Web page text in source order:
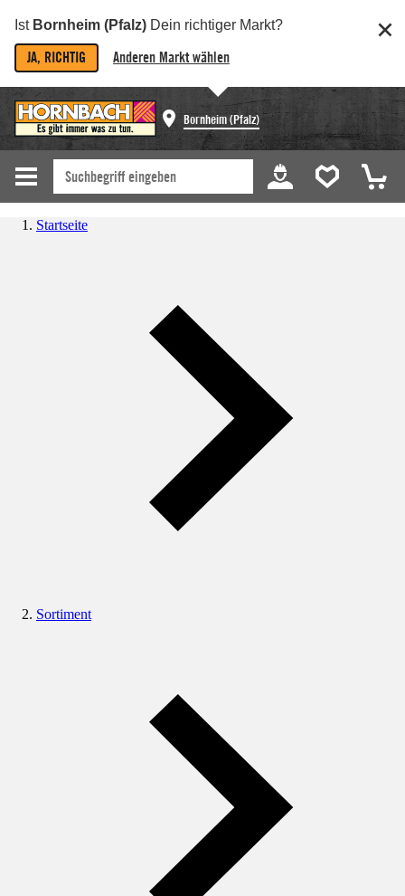
Ist Bornheim (Pfalz) Dein richtiger Markt?
JA, RICHTIG Anderen Markt wählen
Bornheim (Pfalz)
Startseite
Sortiment